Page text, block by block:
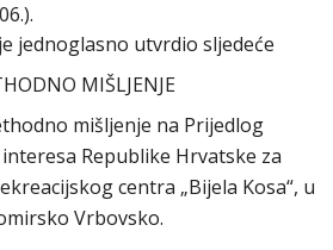
jednoglasno utvrdio sljedeće
MIŠLJENJE
mišljenje na Prijedlog
Republike Hrvatske za
centra „Bijela Kosa“, u
Vrbovsko.